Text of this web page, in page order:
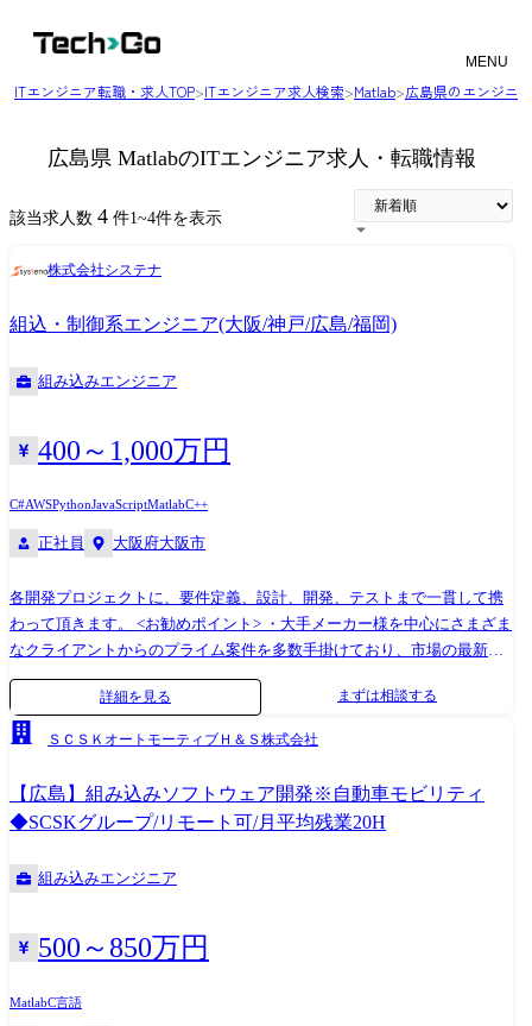
MENU
ITエンジニア転職・求人TOP>ITエンジニア求人検索>Matlab>広島県のエンジニ
広島県 MatlabのITエンジニア求人・転職情報
該当求人数 4 件1~4件を表示
株式会社システナ
組込・制御系エンジニア(大阪/神戸/広島/福岡)
組み込みエンジニア
400～1,000万円
C#AWSPythonJavaScriptMatlabC++
正社員 大阪府大阪市
各開発プロジェクトに、要件定義、設計、開発、テストまで一貫して携
わって頂きます。 <お勧めポイント> ・大手メーカー様を中心にさまざま
なクライアントからのプライム案件を多数手掛けており、市場の最新ト
レンド(ロボット、AIなど)を経験できる機会もある。 ・要件定義・基本
設計などの上流工程から実装・試験の下流工程までこなせるSEクラスや
メンバークラスも多く在籍。 ・リーダーの育成も積極的に行っており、
キル、要望などに合わせてPL/CL/PM業務に従事していただけます!
CL(クライアントリーダー)は担当顧客を持ち、PL(プロジェクトリーダ
ー)は持ち帰り案件を担当するイメージです。 案件紹介 ￭自動車 ・車載オ
(ECU)開発 ・モデルベース開発(MATLAB、simulink) ・各種制御系マイコ
産業用ロボット制御ソフトウェア開発 ・産業機器の画像処理ソフトウェ
ア開発 ・監視カメラの制御ソフトウェア開発 ￭アプリ、IoT ・AWS IoT機
プリ開発 ※その他にも様々なPJがございますのでぜひ面接の中でお話さ
詳細を見る まずは相談する
ＳＣＳＫオートモーティブＨ＆Ｓ株式会社
【広島】組み込みソフトウェア開発※自動車モビリティ
◆SCSKグループ/リモート可/月平均残業20H
組み込みエンジニア
500～850万円
MatlabC言語